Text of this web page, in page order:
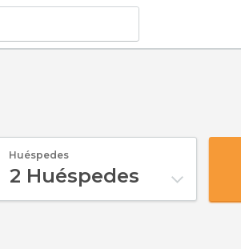
Huéspedes
2 Huéspedes